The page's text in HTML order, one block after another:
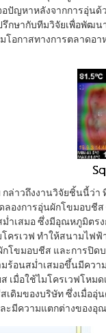
อปัญหาหลังจากการอุ่น
รึกษากับทีมวิจัยเพื่อพั
อกาสทางการตลาดอา
กล่าวถึงงานวิจัยชิ้นนี้ว่
องการอุ่นผักโขมอบชี
ำเสมอ ซึ่งมีอุณหภูมิตร
ครเวฟ ทำให้สนามไฟฟ้
โขมอบชีส และการปิด
ร้อนสม่ำเสมอขึ้นมีคว
ส เมื่อใช้ไมโครเวฟโ
ดิมของบริษัท ซึ่งเมื่ออุ่
ะมีความแตกต่างของอุ